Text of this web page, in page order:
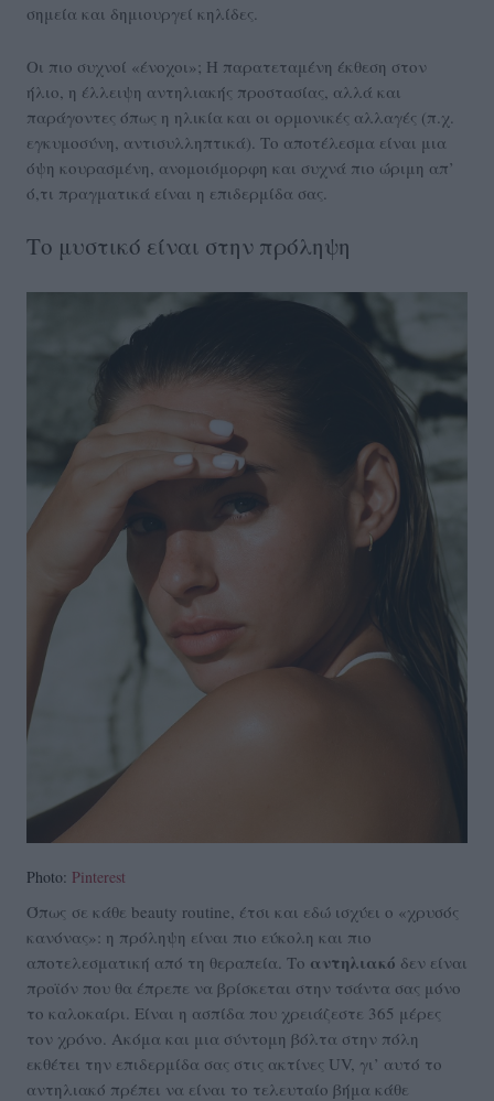
σημεία και δημιουργεί κηλίδες.
Οι πιο συχνοί «ένοχοι»; Η παρατεταμένη έκθεση στον
ήλιο, η έλλειψη αντηλιακής προστασίας, αλλά και
παράγοντες όπως η ηλικία και οι ορμονικές αλλαγές (π.χ.
εγκυμοσύνη, αντισυλληπτικά). Το αποτέλεσμα είναι μια
όψη κουρασμένη, ανομοιόμορφη και συχνά πιο ώριμη απ’
ό,τι πραγματικά είναι η επιδερμίδα σας.
Το μυστικό είναι στην πρόληψη
Photo: Pinterest
Όπως σε κάθε beauty routine, έτσι και εδώ ισχύει ο «χρυσός
κανόνας»: η πρόληψη είναι πιο εύκολη και πιο
αποτελεσματική από τη θεραπεία. Το αντηλιακό δεν είναι
προϊόν που θα έπρεπε να βρίσκεται στην τσάντα σας μόνο
το καλοκαίρι. Είναι η ασπίδα που χρειάζεστε 365 μέρες
τον χρόνο. Ακόμα και μια σύντομη βόλτα στην πόλη
εκθέτει την επιδερμίδα σας στις ακτίνες UV, γι’ αυτό το
αντηλιακό πρέπει να είναι το τελευταίο βήμα κάθε